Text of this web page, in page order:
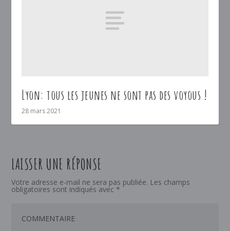
Lyon: tous les jeunes ne sont pas des voyous !
28 mars 2021
LAISSER UNE RÉPONSE
Votre adresse e-mail ne sera pas publiée. Les champs
obligatoires sont indiqués avec *